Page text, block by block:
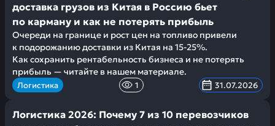
доставка грузов из Китая в Россию бьет
по карману и как не потерять прибыль
Очереди на границе и рост цен на топливо привели
к подорожанию доставки из Китая на 15-25%.
Как сохранить рентабельность бизнеса и не потерять
прибыль — читайте в нашем материале.
Логистика 1 31.07.2026
Логистика 2026: Почему 7 из 10 перевозчиков